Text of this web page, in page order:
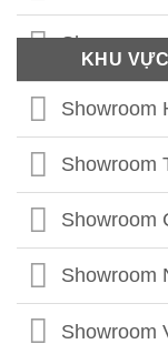
Showroom
Showroom
Showroom
Showroom
Showroom
Showroom
KHU
Showroom
Showroom
Showroom
Showroom
Showroom